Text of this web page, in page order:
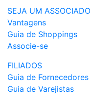
SEJA UM ASSOCIADO
Vantagens
Guia de Shoppings
Associe-se
FILIADOS
Guia de Fornecedores
Guia de Varejistas